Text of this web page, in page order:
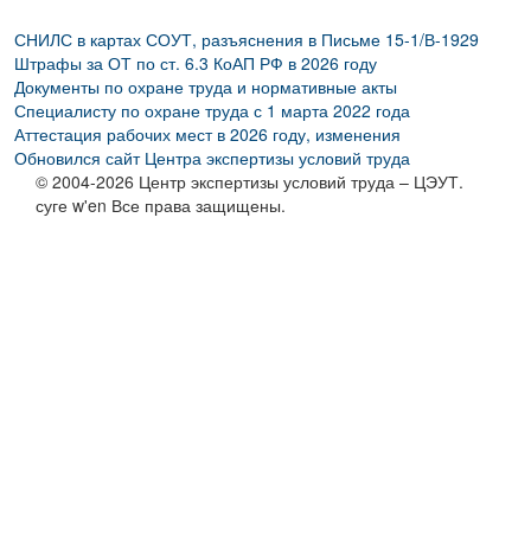
СНИЛС в картах СОУТ, разъяснения в Письме 15-1/В-1929
Штрафы за ОТ по ст. 6.3 КоАП РФ в 2026 году
Документы по охране труда и нормативные акты
Специалисту по охране труда с 1 марта 2022 года
Аттестация рабочих мест в 2026 году, изменения
Обновился сайт Центра экспертизы условий труда
© 2004-2026 Центр экспертизы условий труда – ЦЭУТ.
суге w'en Все права защищены.